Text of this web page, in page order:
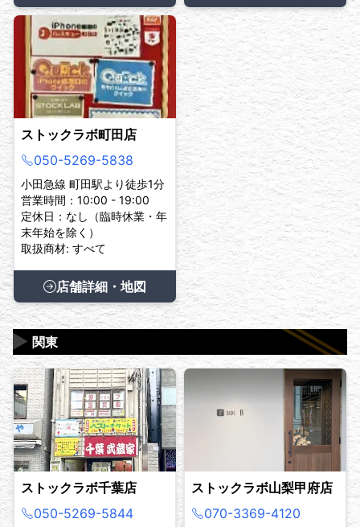
ストックラボ町田店
050-5269-5838
小田急線 町田駅より徒歩1分
営業時間：10:00 - 19:00
定休日：なし（臨時休業・年
末年始を除く）
取扱商材: すべて
店舗詳細・地図
関東
▶
ストックラボ千葉店
050-5269-5844
ストックラボ山梨甲府店
070-3369-4120